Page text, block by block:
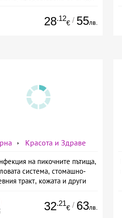
28.12
€ / 55лв.
Красота и Здраве
на пикочните пътища,
система, стомашно-
тракт, кожата и други
IgM и IgG, от СМДЛ
Кандиларов
32.21
€ / 63лв.